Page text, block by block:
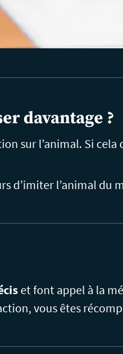
davantage ?
sur l’animal. Si
d’imiter l’animal du
et font appel à la
vous êtes